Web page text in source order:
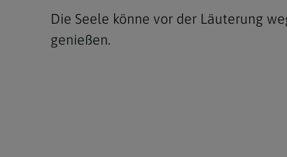
Die Seele könne vor der Läuterung
genießen.